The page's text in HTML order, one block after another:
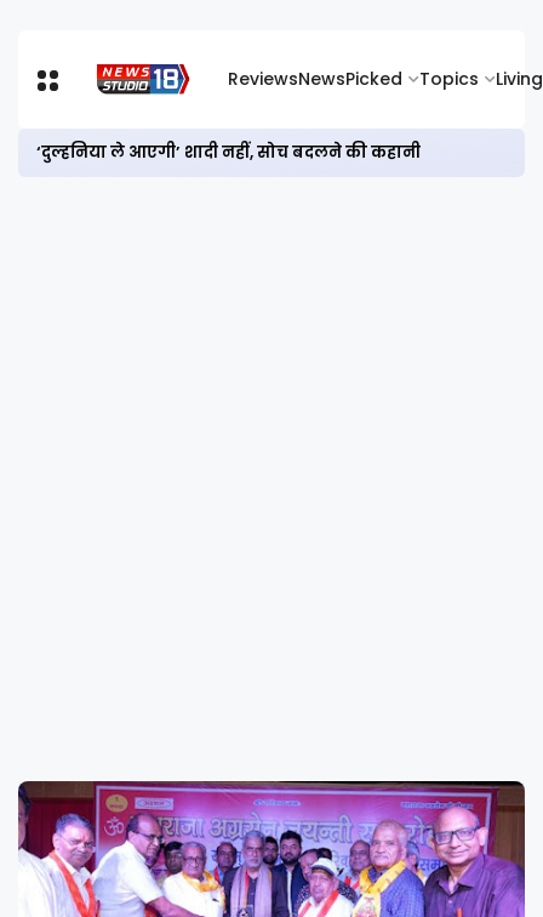
ReviewsNewsPicked Topics Living
‘दुल्हनिया ले आएगी’ शादी नहीं, सोच बदलने की कहानी